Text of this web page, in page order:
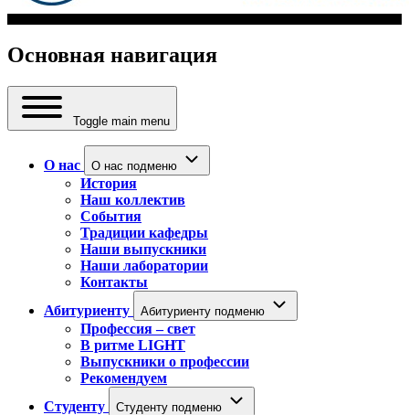
Основная навигация
Toggle main menu
О нас О нас подменю
История
Наш коллектив
События
Традиции кафедры
Наши выпускники
Наши лаборатории
Контакты
Абитуриенту
Абитуриенту подменю
Профессия – свет
В ритме LIGHT
Выпускники о профессии
Рекомендуем
Студенту
Студенту подменю